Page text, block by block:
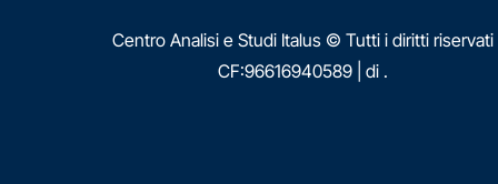
Centro Analisi e Studi Italus © Tutti i diritti riservati
CF:96616940589 di .